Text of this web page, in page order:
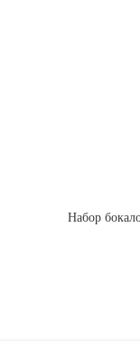
Набор